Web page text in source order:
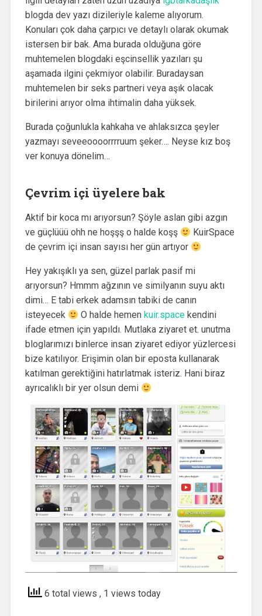
blogda dev yazı dizileriyle kaleme alıyorum.
Konuları çok daha çarpıcı ve detaylı olarak okumak
istersen bir bak. Ama burada olduğuna göre
muhtemelen blogdaki eşcinsellik yazıları şu
aşamada ilgini çekmiyor olabilir. Buradaysan
muhtemelen bir seks partneri veya aşık olacak
birilerini arıyor olma ihtimalin daha yüksek.
Burada çoğunlukla kahkaha ve ahlaksızca şeyler
yazmayı seveeoooorrrruum şeker…. Neyse kız boş
ver konuya dönelim…
Çevrim içi üyelere bak
Aktif bir koca mı arıyorsun? Şöyle aslan gibi azgın
ve güçlüüü ohh ne hoşşş o halde koşş
KuirSpace
de çevrim içi insan sayısı her gün artıyor
Hey yakışıklı ya sen, güzel parlak pasif mi
arıyorsun? Hmmm ağzının ve similyanın suyu aktı
dimi… E tabi erkek adamsın tabiki de canın
isteyecek
O halde hemen kuir.spacekendini
ifade etmen için yapıldı. Mutlaka ziyaret et. unutma
bloglarımızı binlerce insan ziyaret ediyor yüzlercesi
bize katılıyor. Erişimin olan bir eposta kullanarak
katılman gerektiğini hatırlatmak isteriz. Hani biraz
ayrıcalıklı bir yer olsun demi
6 total views , 1 views today